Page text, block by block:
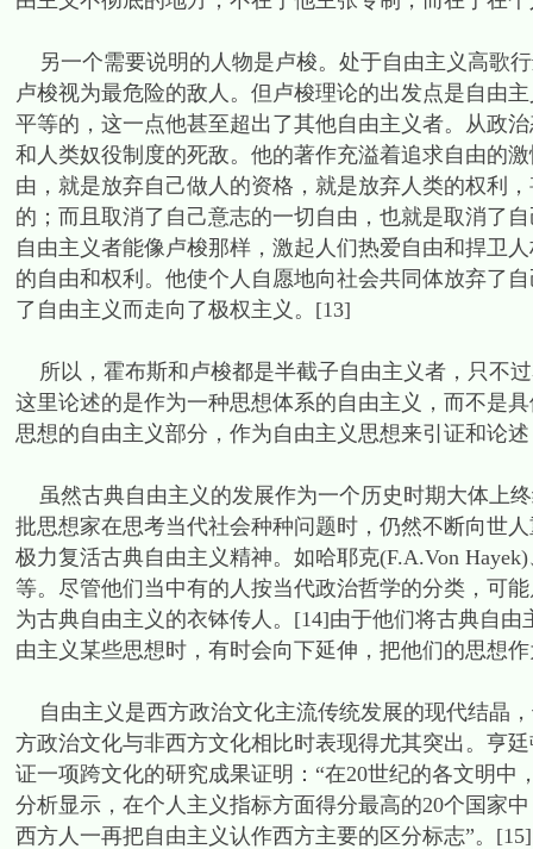
另一个需要说明的人物是卢梭。处于自由主义高歌
卢梭视为最危险的敌人。但卢梭理论的出发点是自由
平等的，这一点他甚至超出了其他自由主义者。从政
和人类奴役制度的死敌。他的著作充溢着追求自由的
由，就是放弃自己做人的资格，就是放弃人类的权
的；而且取消了自己意志的一切自由，也就是取消了
自由主义者能像卢梭那样，激起人们热爱自由和捍卫
的自由和权利。他使个人自愿地向社会共同体放弃了
了自由主义而走向了极权主义。[13]
所以，霍布斯和卢梭都是半截子自由主义者，只不
这里论述的是作为一种思想体系的自由主义，而不是
思想的自由主义部分，作为自由主义思想来引证和论
虽然古典自由主义的发展作为一个历史时期大体上
批思想家在思考当代社会种种问题时，仍然不断向世
极力复活古典自由主义精神。如哈耶克(F.A.Von
等。尽管他们当中有的人按当代政治哲学的分类，可
为古典自由主义的衣钵传人。[14]由于他们将古典自
由主义某些思想时，有时会向下延伸，把他们的思想
自由主义是西方政治文化主流传统发展的现代结晶
方政治文化与非西方文化相比时表现得尤其突出。亨
证一项跨文化的研究成果证明：“在20世纪的各文明
分析显示，在个人主义指标方面得分最高的20个国家
西方人一再把自由主义认作西方主要的区分标志”。[15]